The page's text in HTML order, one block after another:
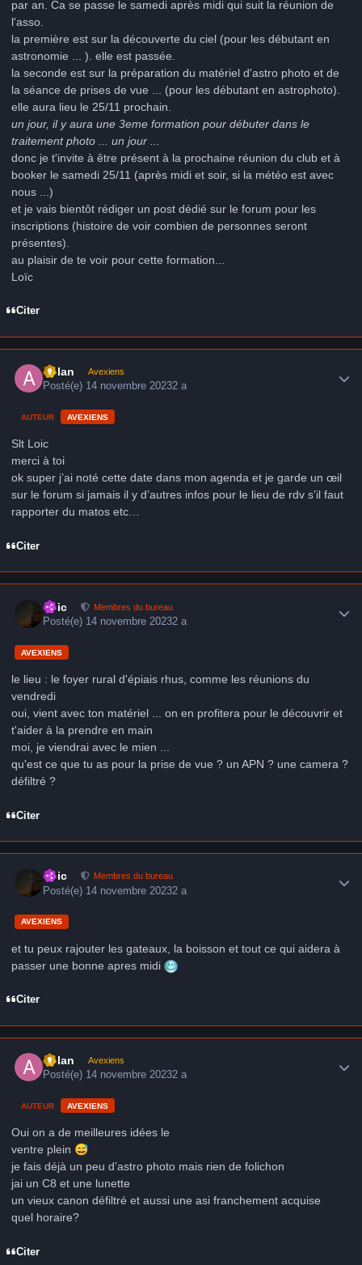
par an. Ca se passe le samedi après midi qui suit la réunion de
l'asso.
la première est sur la découverte du ciel (pour les débutant en
astronomie ... ). elle est passée.
la seconde est sur la préparation du matériel d'astro photo et de
la séance de prises de vue ... (pour les débutant en astrophoto).
elle aura lieu le 25/11 prochain.
un jour, il y aura une 3eme formation pour débuter dans le
traitement photo ... un jour ...
donc je t'invite à être présent à la prochaine réunion du club et à
booker le samedi 25/11 (après midi et soir, si la météo est avec
nous ...)
et je vais bientôt rédiger un post dédié sur le forum pour les
inscriptions (histoire de voir combien de personnes seront
présentes).
au plaisir de te voir pour cette formation...
Loïc
Citer
Aslan Avexiens
Posté(e) 14 novembre 20232 a
AUTEUR AVEXIENS
Slt Loic
merci à toi
ok super j’ai noté cette date dans mon agenda et je garde un œil
sur le forum si jamais il y d’autres infos pour le lieu de rdv s’il faut
rapporter du matos etc…
Citer
Loic Membres du bureau
Posté(e) 14 novembre 20232 a
AVEXIENS
le lieu : le foyer rural d'épiais rhus, comme les réunions du
vendredi
oui, vient avec ton matériel ... on en profitera pour le découvrir et
t'aider à la prendre en main
moi, je viendrai avec le mien ...
qu'est ce que tu as pour la prise de vue ? un APN ? une camera ?
défiltré ?
Citer
Loic Membres du bureau
Posté(e) 14 novembre 20232 a
AVEXIENS
et tu peux rajouter les gateaux, la boisson et tout ce qui aidera à
passer une bonne apres midi
Citer
Aslan Avexiens
Posté(e) 14 novembre 20232 a
AUTEUR AVEXIENS
Oui on a de meilleures idées le
ventre plein 😅
je fais déjà un peu d’astro photo mais rien de folichon
jai un C8 et une lunette
un vieux canon défiltré et aussi une asi franchement acquise
quel horaire?
Citer